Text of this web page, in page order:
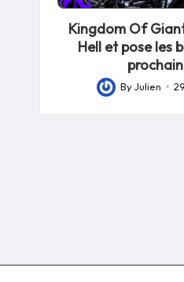
in
Kingdom Of
Hell et pose les
prochain
Posted
ByJulien